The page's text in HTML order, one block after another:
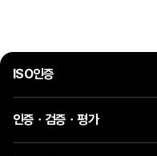
ISO인증
인증ㆍ검증ㆍ평가